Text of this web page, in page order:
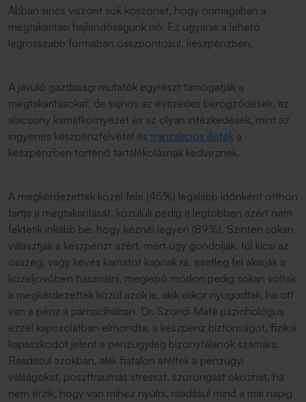
Abban sincs viszont sok köszönet, hogy önmagában a
megtakarítási hajlandóságunk nő. Ez ugyanis a lehető
legrosszabb formában összpontosul, készpénzben.
A javuló gazdasági mutatók egyrészt támogatják a
megtakarításokat, de sajnos az évtizedes berögződések, az
alacsony kamatkörnyezet és az olyan intézkedések, mint az
ingyenes készpénzfelvétel és tranzakciós illeték a
készpénzben történő tartalékolásnak kedveznek.
A megkérdezettek közel fele (45%) legalább időnként otthon
tartja a megtakarítását, közülük pedig a legtöbben azért nem
fektetik inkább be, hogy kéznél legyen (89%). Szintén sokan
választják a készpénzt azért, mert úgy gondolják, túl kicsi az
összeg, vagy kevés kamatot kapnak rá, esetleg fel akarják a
közeljövőben használni, meglepő módon pedig sokan voltak
a megkérdezettek közül azok is, akik akkor nyugodtak, ha ott
van a pénz a párnacihában. Dr. Szondi Máté pszichológus
ezzel kapcsolatban elmondta: a készpénz biztonságot, fizikai
kapaszkodót jelent a pénzügyileg bizonytalanok számára.
Ráadásul azokban, akik fiatalon átélték a pénzügyi
válságokat, poszttraumás stresszt, szorongást okozhat, ha
nem érzik, hogy van mihez nyúlni, ráadásul mind a mai napig